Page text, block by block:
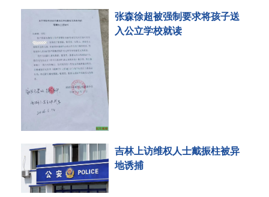
张森徐超被强制要求将孩子送
入公立学校就读
吉林上访维权人士戴振柱被异
地诱捕